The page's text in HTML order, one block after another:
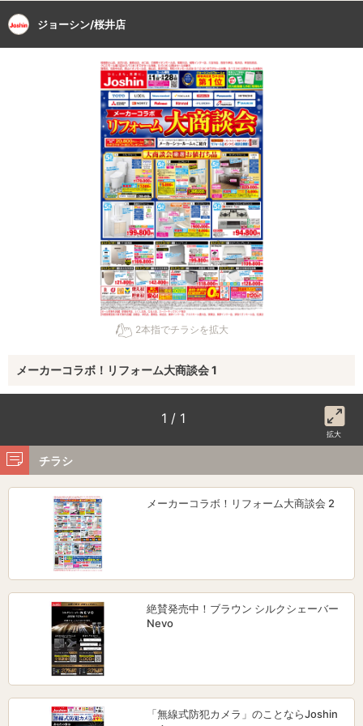
ジョーシン/桜井店
2本指でチラシを拡大
メーカーコラボ！リフォーム大商談会 1
1 / 1
拡大
チラシ
メーカーコラボ！リフォーム大商談会 2
絶賛発売中！ブラウン シルクシェーバー
Nevo
「無線式防犯カメラ」のことならJoshin